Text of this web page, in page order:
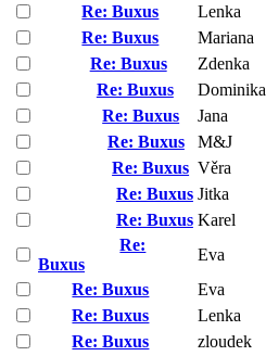
Re: Buxus
Lenka
Re: Buxus
Mariana
Re: Buxus
Zdenka
Re: Buxus
Dominika
Re: Buxus
Jana
Re: Buxus
M&J
Re: Buxus Věra
Re: Buxus Jitka
Re: Buxus Karel
Re:
Buxus
Eva
Re: Buxus
Eva
Re: Buxus
Lenka
Re: Buxus
zloudek